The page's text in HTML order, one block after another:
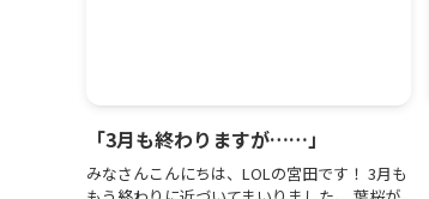
「3月も終わりますが……」
みなさんこんにちは、LOLの宮田です！ 3月も